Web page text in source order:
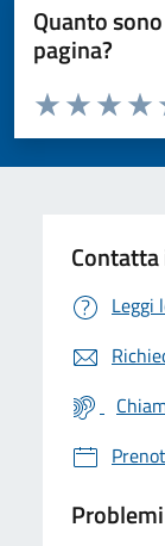
Quanto
pagina?
Valuta da 1 a 5
Valuta
Valuta 2
Valuta 1 stelle
Leggi